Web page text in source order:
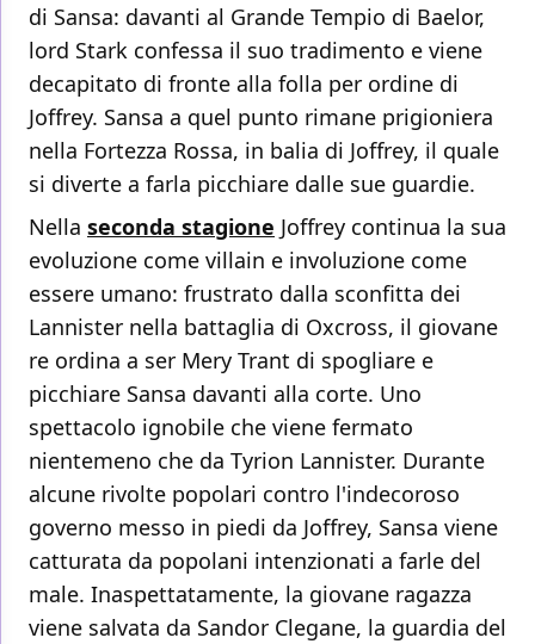
di Sansa: davanti al Grande Tempio di Baelor,
lord Stark confessa il suo tradimento e viene
decapitato di fronte alla folla per ordine di
Joffrey. Sansa a quel punto rimane prigioniera
nella Fortezza Rossa, in balia di Joffrey, il quale
si diverte a farla picchiare dalle sue guardie.
Nella seconda stagione Joffrey continua la sua
evoluzione come villain e involuzione come
essere umano: frustrato dalla sconfitta dei
Lannister nella battaglia di Oxcross, il giovane
re ordina a ser Mery Trant di spogliare e
picchiare Sansa davanti alla corte. Uno
spettacolo ignobile che viene fermato
nientemeno che da Tyrion Lannister. Durante
alcune rivolte popolari contro l'indecoroso
governo messo in piedi da Joffrey, Sansa viene
catturata da popolani intenzionati a farle del
male. Inaspettatamente, la giovane ragazza
viene salvata da Sandor Clegane, la guardia del